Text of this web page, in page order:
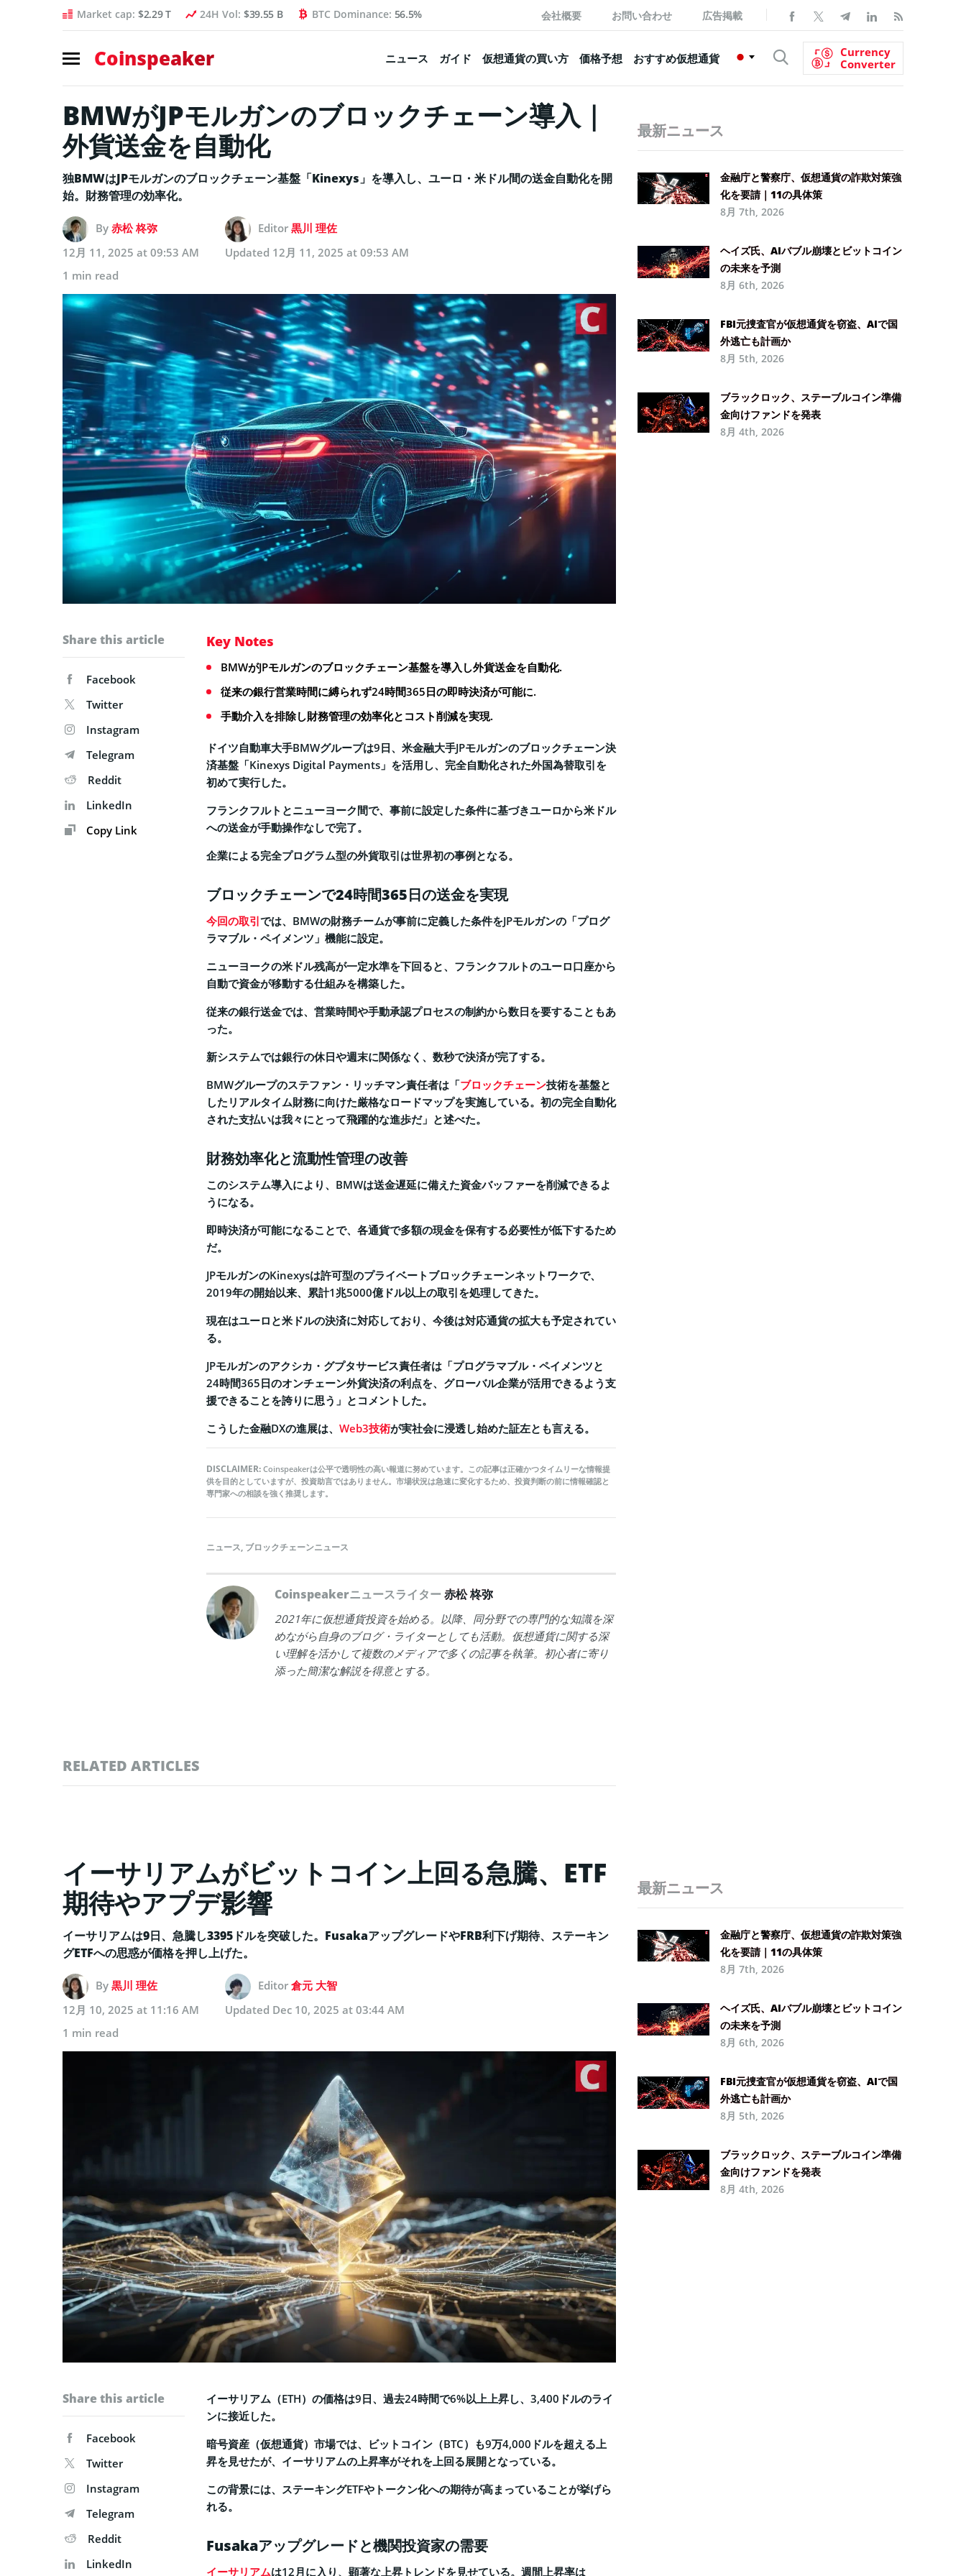
Market cap: $2.29 T 24H Vol: $39.55 B BTC Dominance: 56.5% 会社概要 お問い合わせ 広告掲載
Coinspeaker ニュース ガイド 仮想通貨の買い方 価格予想 おすすめ仮想通貨
Currency
Converter
BMWがJPモルガンのブロックチェーン導入｜
外貨送金を自動化
独BMWはJPモルガンのブロックチェーン基盤「Kinexys」を導入し、ユーロ・米ドル間の送金自動化を開
始。財務管理の効率化。
By 赤松 柊弥 Editor 黒川 理佐
12月 11, 2025 at 09:53 AM
Updated 12月 11, 2025 at 09:53 AM
1 min read
Share this article
Facebook
Twitter
Instagram
Telegram
Reddit
LinkedIn
Copy Link
Key Notes
BMWがJPモルガンのブロックチェーン基盤を導入し外貨送金を自動化.
従来の銀行営業時間に縛られず24時間365日の即時決済が可能に.
手動介入を排除し財務管理の効率化とコスト削減を実現.
ドイツ自動車大手BMWグループは9日、米金融大手JPモルガンのブロックチェーン決
済基盤「Kinexys Digital Payments」を活用し、完全自動化された外国為替取引を
初めて実行した。
フランクフルトとニューヨーク間で、事前に設定した条件に基づきユーロから米ドル
への送金が手動操作なしで完了。
企業による完全プログラム型の外貨取引は世界初の事例となる。
ブロックチェーンで24時間365日の送金を実現
今回の取引では、BMWの財務チームが事前に定義した条件をJPモルガンの「プログ
ラマブル・ペイメンツ」機能に設定。
ニューヨークの米ドル残高が一定水準を下回ると、フランクフルトのユーロ口座から
自動で資金が移動する仕組みを構築した。
従来の銀行送金では、営業時間や手動承認プロセスの制約から数日を要することもあ
った。
新システムでは銀行の休日や週末に関係なく、数秒で決済が完了する。
BMWグループのステファン・リッチマン責任者は「ブロックチェーン技術を基盤と
したリアルタイム財務に向けた厳格なロードマップを実施している。初の完全自動化
された支払いは我々にとって飛躍的な進歩だ」と述べた。
財務効率化と流動性管理の改善
このシステム導入により、BMWは送金遅延に備えた資金バッファーを削減できるよ
うになる。
即時決済が可能になることで、各通貨で多額の現金を保有する必要性が低下するため
だ。
JPモルガンのKinexysは許可型のプライベートブロックチェーンネットワークで、
2019年の開始以来、累計1兆5000億ドル以上の取引を処理してきた。
現在はユーロと米ドルの決済に対応しており、今後は対応通貨の拡大も予定されてい
る。
JPモルガンのアクシカ・グプタサービス責任者は「プログラマブル・ペイメンツと
24時間365日のオンチェーン外貨決済の利点を、グローバル企業が活用できるよう支
援できることを誇りに思う」とコメントした。
こうした金融DXの進展は、 Web3技術が実社会に浸透し始めた証左とも言える。
DISCLAIMER: Coinspeakerは公平で透明性の高い報道に努めています。この記事は正確かつタイムリーな情報提
供を目的としていますが、投資助言ではありません。市場状況は急速に変化するため、投資判断の前に情報確認と
専門家への相談を強く推奨します。
ニュース, ブロックチェーンニュース
Coinspeakerニュースライター赤松 柊弥
2021年に仮想通貨投資を始める。以降、同分野での専門的な知識を深
めながら自身のブログ・ライターとしても活動。仮想通貨に関する深
い理解を活かして複数のメディアで多くの記事を執筆。初心者に寄り
添った簡潔な解説を得意とする。
RELATED ARTICLES
最新ニュース
金融庁と警察庁、仮想通貨の詐欺対策強
化を要請｜11の具体策
8月 7th, 2026
ヘイズ氏、AIバブル崩壊とビットコイン
の未来を予測
8月 6th, 2026
FBI元捜査官が仮想通貨を窃盗、AIで国
外逃亡も計画か
8月 5th, 2026
ブラックロック、ステーブルコイン準備
金向けファンドを発表
8月 4th, 2026
イーサリアムがビットコイン上回る急騰、ETF
期待やアプデ影響
イーサリアムは9日、急騰し3395ドルを突破した。FusakaアップグレードやFRB利下げ期待、ステーキン
グETFへの思惑が価格を押し上げた。
By 黒川 理佐 Editor 倉元 大智
12月 10, 2025 at 11:16 AM
Updated Dec 10, 2025 at 03:44 AM
1 min read
Share this article
Facebook
Twitter
Instagram
Telegram
Reddit
LinkedIn
イーサリアム（ETH）の価格は9日、過去24時間で6%以上上昇し、3,400ドルのライ
ンに接近した。
暗号資産（仮想通貨）市場では、ビットコイン（BTC）も9万4,000ドルを超える上
昇を見せたが、イーサリアムの上昇率がそれを上回る展開となっている。
この背景には、ステーキングETFやトークン化への期待が高まっていることが挙げら
れる。
Fusakaアップグレードと機関投資家の需要
イーサリアムは12月に入り、顕著な上昇トレンドを見せている。週間上昇率は
最新ニュース
金融庁と警察庁、仮想通貨の詐欺対策強
化を要請｜11の具体策
8月 7th, 2026
ヘイズ氏、AIバブル崩壊とビットコイン
の未来を予測
8月 6th, 2026
FBI元捜査官が仮想通貨を窃盗、AIで国
外逃亡も計画か
8月 5th, 2026
ブラックロック、ステーブルコイン準備
金向けファンドを発表
8月 4th, 2026